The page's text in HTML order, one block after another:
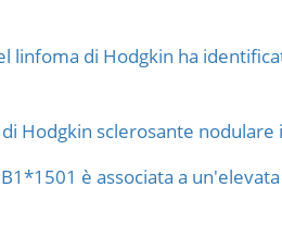
linfoma di Hodgkin ha
Hodgkin sclerosante
è associata a